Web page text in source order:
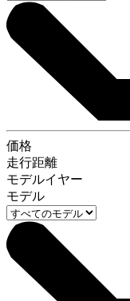
価格
走行距離
モデルイヤー
モデル